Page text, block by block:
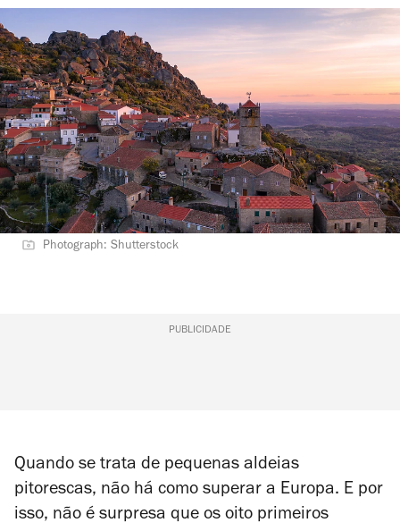
Photograph: Shutterstock
PUBLICIDADE
Quando se trata de pequenas aldeias
pitorescas, não há como superar a Europa. E por
isso, não é surpresa que os oito primeiros